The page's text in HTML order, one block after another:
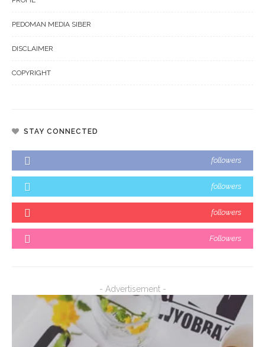
PEDOMAN MEDIA SIBER
DISCLAIMER
COPYRIGHT
STAY CONNECTED
followers
followers
followers
Followers
- Advertisement -